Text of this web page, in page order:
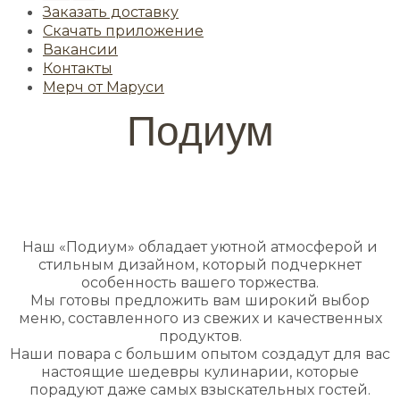
Заказать доставку
Скачать приложение
Вакансии
Контакты
Мерч от Маруси
Подиум
Наш «Подиум» обладает уютной атмосферой и
стильным дизайном, который подчеркнет
особенность вашего торжества.
Мы готовы предложить вам широкий выбор
меню, составленного из свежих и качественных
продуктов.
Наши повара с большим опытом создадут для вас
настоящие шедевры кулинарии, которые
порадуют даже самых взыскательных гостей.